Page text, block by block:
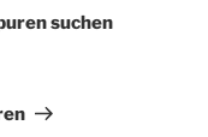
suchen